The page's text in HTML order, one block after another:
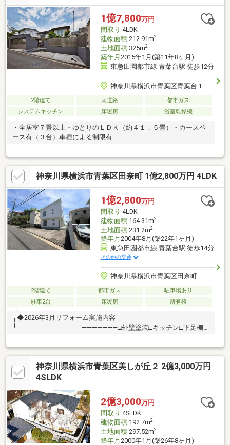
用可〇周辺環境・榎が丘小学校 約380ｍ・青葉台中学校 約790
ｍ・松風台第二公園 約280ｍ 1億7,800万円
間取り 4LDK
建物面積212.91m2
土地面積325m2
築年月 2015年1月(築11年8ヶ月)
東急田園都市線 青葉台駅 徒歩12分
神奈川県横浜市青葉区青葉台１
2階建て 南道路
都市ガス
システムキッチン
床暖房 浴室乾燥機
・全居室７畳以上・ゆとりのＬＤＫ（約４１．５畳）・カースペ
ース有（３台）車種による制限有
神奈川県横浜市青葉区田奈町 1億2,800万円 4LDK
1億2,800万円
間取り 4LDK
建物面積164.31m2
土地面積231.2m2
築年月 2004年8月(築22年1ヶ月)
東急田園都市線 青葉台駅 徒歩14分
その他の交通
神奈川県横浜市青葉区田奈町
2階建て 都市ガス
駐車場あり
駐車2台
床暖房 所有権
┌◆2026年3月リフォーム実施内容
└──────────────―――――――□外壁塗装□キッチン□下足棚□
換□■□■□お問い合わせ先□■□■□野村の仲介プラス 町田営業部
TEL： 0120-936-543ご見学をご希望の際は、お気軽にご希望のお
時間をお知らせ下さい。その他、資金計画のご相談も承ります。
是非相談下さいませ。ご連絡を心よりお待ちしております。
神奈川県横浜市青葉区美しが丘２ 2億3,000万円
4SLDK
2億3,000万円
間取り 4SLDK
建物面積192.7m2
土地面積297.52m2
築年月 2000年1月(築26年8ヶ月)